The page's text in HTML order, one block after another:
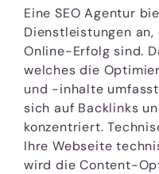
Eine SEO Agentur
Dienstleistungen
Online-Erfolg sind.
welches die
und -inhalte
sich auf Backlinks
konzentriert.
Ihre Webseite
wird die Content-